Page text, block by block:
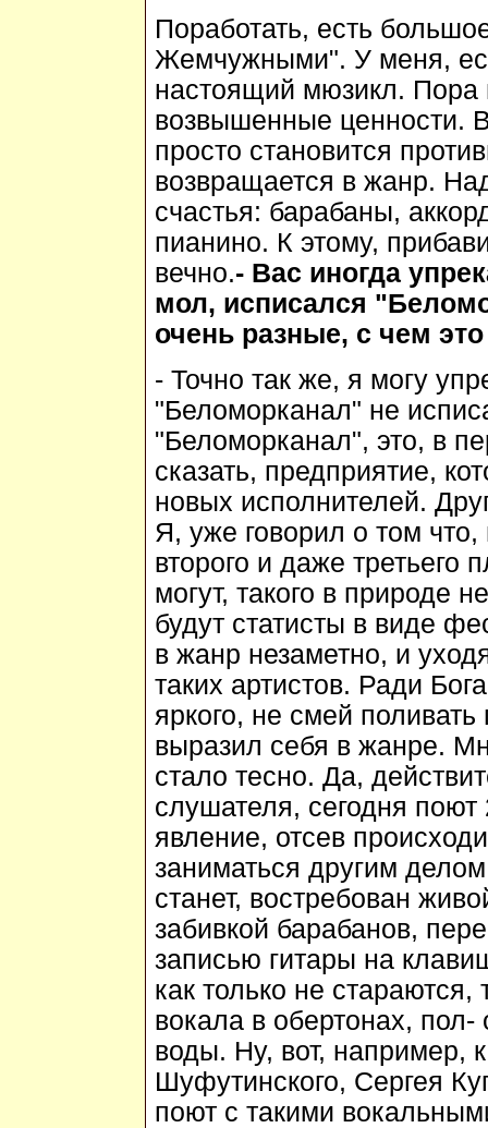
Поработать, есть
Жемчужными". У меня,
настоящий мюзикл. Пора
возвышенные ценности.
просто становится
возвращается в жанр.
счастья: барабаны,
пианино. К этому,
вечно.- Вас иногда
мол, исписался
очень разные, с чем
- Точно так же, я могу
"Беломорканал" не
"Беломорканал", это, в
сказать, предприятие,
новых исполнителей.
Я, уже говорил о том что,
второго и даже третьего
могут, такого в природе
будут статисты в виде
в жанр незаметно, и
таких артистов. Ради
яркого, не смей поливать
выразил себя в жанре.
стало тесно. Да,
слушателя, сегодня
явление, отсев
заниматься другим
станет, востребован
забивкой барабанов,
записью гитары на
как только не
вокала в обертонах, пол-
воды. Ну, вот, например,
Шуфутинского, Сергея
поют с такими